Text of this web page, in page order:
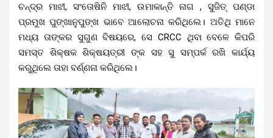
ଚନ୍ଦ୍ର ମାଝୀ, ସଂତୋଷିନି ମାଝୀ, ଉମାକାନ୍ତି ନାଗ , ସୁଜିତ୍ ପଣ୍ଡା
ପ୍ରମୁଖ ପୁଙ୍ଖାନୁପୁଙ୍ଖ ଭାବେ ଆଲୋଚନା କରିଥିଲେ। ଅତିଥି ମାନେ
ମଧ୍ୟ ତାଙ୍କର ସୁଗୁଣ ବିଷୟରେ, ସେ CRCC ଥିବା ବେଳେ କିପରି
ସମସ୍ତ ଶିକ୍ଷକ ଶିକ୍ଷୟତ୍ରୀ ଙ୍କ ସହ ସୁ ସମ୍ପର୍କ ରଖି କାର୍ଯ୍ୟ
କରୁଥିଲେ ତାହା ବର୍ଣ୍ଣନା କରିଥିଲେ।